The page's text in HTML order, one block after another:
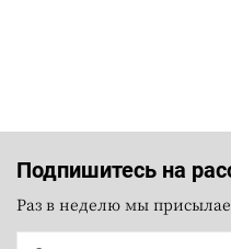
Подпишитесь на
Раз в неделю мы